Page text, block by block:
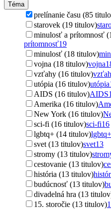
Téma
prelínanie času (85
starovek (19 titulov)
minulosť a prítomnosť
prítomnosť19
minulosť (18 titulov)
vojna (18 titulov)vojna
vzťahy (16 titulov)
utópia (16 titulov)utópia
AIDS (16 titulov)AIDS
Amerika (16 titulov)
New York (16 titulov)
sci-fi (16 titulov)sci-fi16
lgbtq+ (14 titulov)lgbtq+
svet (13 titulov)svet13
stromy (13 titulov)
cestovanie (13 titulov)
história (13 titulov)
budúcnosť (13 titulov)
divadelná hra (13
15. storočie (13 titulov)